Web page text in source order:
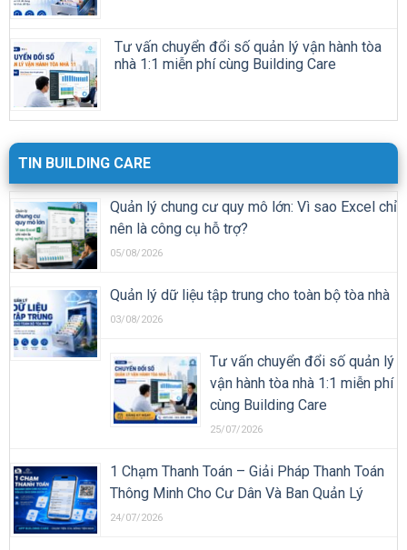
Tư vấn chuyển đổi số quản lý vận hành tòa
nhà 1:1 miễn phí cùng Building Care
TIN BUILDING CARE
Quản lý chung cư quy mô lớn: Vì sao Excel chỉ
nên là công cụ hỗ trợ?
05/08/2026
Quản lý dữ liệu tập trung cho toàn bộ tòa nhà
03/08/2026
Tư vấn chuyển đổi số quản lý
vận hành tòa nhà 1:1 miễn phí
cùng Building Care
25/07/2026
1 Chạm Thanh Toán – Giải Pháp Thanh Toán
Thông Minh Cho Cư Dân Và Ban Quản Lý
24/07/2026